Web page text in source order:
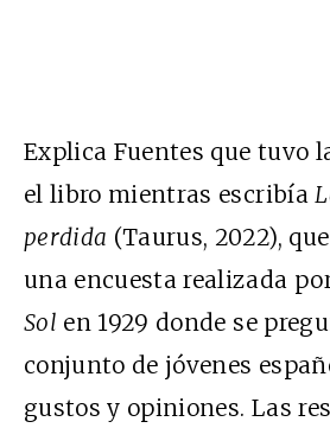
Explica Fuentes que tuvo
el libro mientras escribía
perdida (Taurus, 2022),
una encuesta realizada
Sol en 1929 donde se
conjunto de jóvenes
gustos y opiniones. Las